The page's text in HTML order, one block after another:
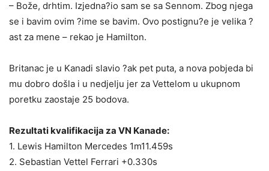
– Bože, drhtim. Izjedna?io sam se sa Sennom. Zbog njega
se i bavim ovim ?ime se bavim. Ovo postignu?e je velika ?
ast za mene – rekao je Hamilton.
Britanac je u Kanadi slavio ?ak pet puta, a nova pobjeda bi
mu dobro došla i u nedjelju jer za Vettelom u ukupnom
poretku zaostaje 25 bodova.
Rezultati kvalifikacija za VN Kanade:
1. Lewis Hamilton Mercedes 1m11.459s
2. Sebastian Vettel Ferrari +0.330s